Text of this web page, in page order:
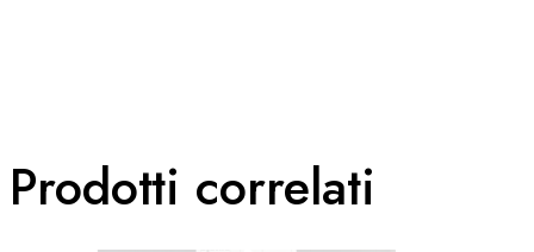
Prodotti correlati